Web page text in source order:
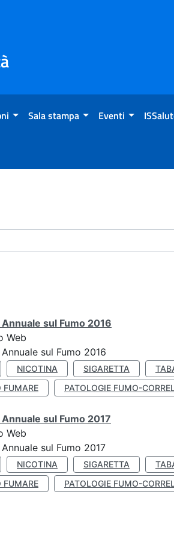
Sala stampa Eventi
sul Fumo 2016
Web
sul Fumo 2016
NICOTINA SIGARETTA
FUMARE
PATOLOGIE FUMO-
sul Fumo 2017
Web
sul Fumo 2017
NICOTINA SIGARETTA
FUMARE
PATOLOGIE FUMO-